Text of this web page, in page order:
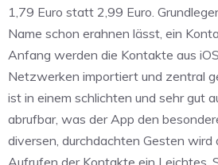
1,79 Euro statt 2,99 Euro.
Name schon erahnen lässt, ein
Anfang werden die Kontakte aus
Netzwerken importiert und zentral
ist in einem schlichten und sehr gut
abrufbar, was der App den
diversen, durchdachten Gesten